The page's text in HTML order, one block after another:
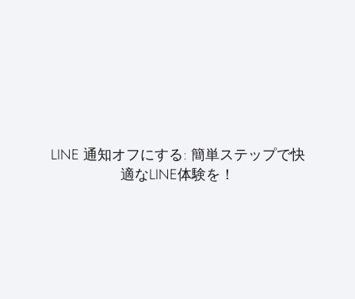
LINE 通知オフにする: 簡単ステップで快
適なLINE体験を！